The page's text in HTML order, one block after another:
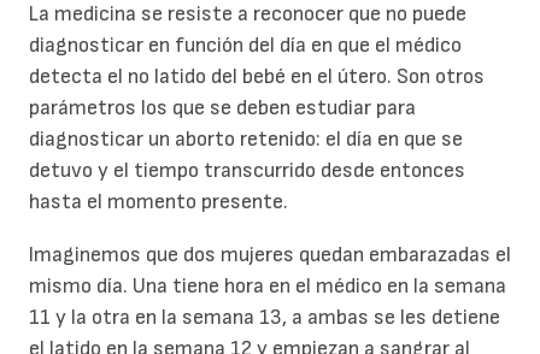
La medicina se resiste a reconocer que no puede
diagnosticar en función del día en que el médico
detecta el no latido del bebé en el útero. Son otros
parámetros los que se deben estudiar para
diagnosticar un aborto retenido: el día en que se
detuvo y el tiempo transcurrido desde entonces
hasta el momento presente.
Imaginemos que dos mujeres quedan embarazadas el
mismo día. Una tiene hora en el médico en la semana
11 y la otra en la semana 13, a ambas se les detiene
el latido en la semana 12 y empiezan a sangrar al